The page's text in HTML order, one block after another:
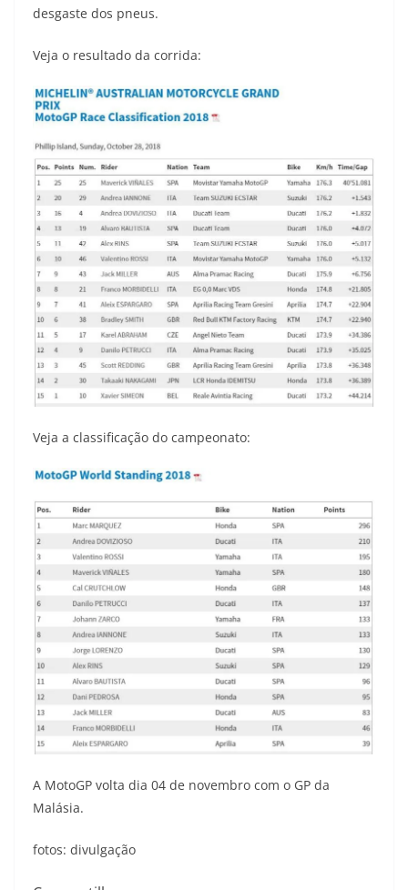
desgaste dos pneus.
Veja o resultado da corrida:
Veja a classificação do campeonato:
A MotoGP volta dia 04 de novembro com o GP da
Malásia.
fotos: divulgação